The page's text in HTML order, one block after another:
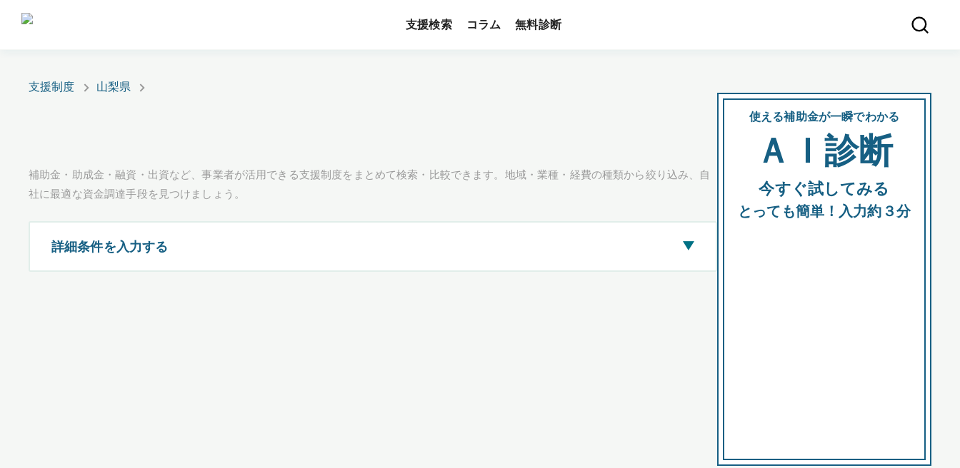
支援検索 コラム 無料診断
支援制度 山梨県
補助金・助成金・融資・出資など、事業者が活用できる支援制度をまとめて検索・比較できます。地域・業種・経費の種類から絞り込み、自
社に最適な資金調達手段を見つけましょう。
詳細条件を入力する ▶
使える補助金が一瞬でわかる
ＡＩ診断
今すぐ試してみる
とっても簡単！入力約３分